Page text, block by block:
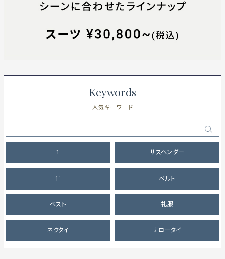
Keywords
人気キーワード
1 サスペンダー
1' ベルト
ベスト 礼服
ネクタイ ナロータイ